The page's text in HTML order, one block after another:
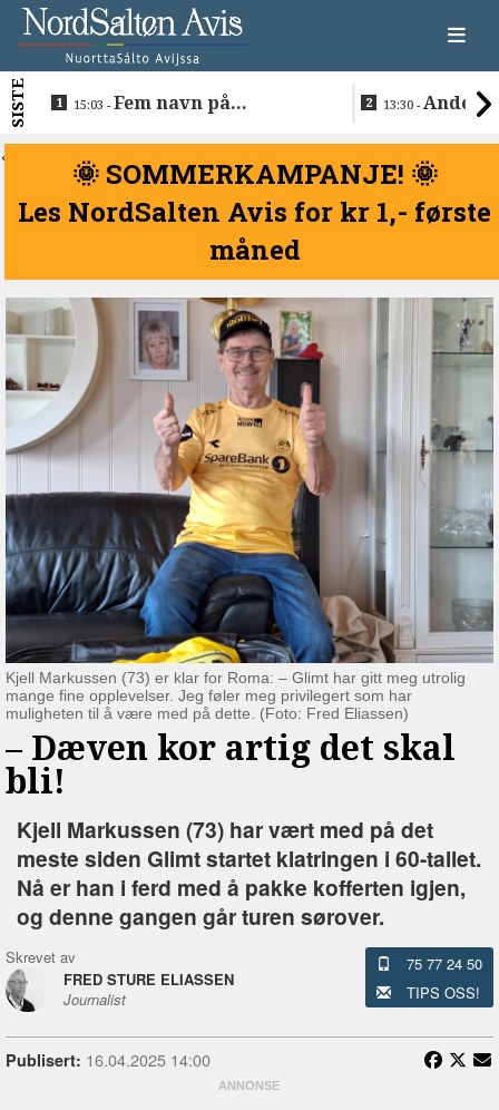
SISTE 15:03 -Fem navn på
i Sametinget
13:30 -Anders
Lakså
<
🌞 SOMMERKAMPANJE! 🌞
Les NordSalten Avis for kr 1,- første
måned
Kjell Markussen (73) er klar for Roma: – Glimt har gitt meg utrolig
mange fine opplevelser. Jeg føler meg privilegert som har
muligheten til å være med på dette. (Foto: Fred Eliassen)
–⁠ Dæven kor artig det skal
bli!
Kjell Markussen (73) har vært med på det
meste siden Glimt startet klatringen i 60-tallet.
Nå er han i ferd med å pakke kofferten igjen,
og denne gangen går turen sørover.
Skrevet av
FRED STURE ELIASSEN
Journalist
75 77 24 50
TIPS OSS!
Publisert: 16.04.2025 14:00